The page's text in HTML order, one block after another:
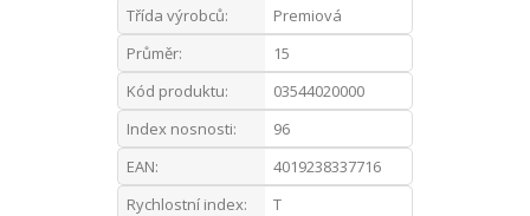
Třída výrobců:
Premiová
Průměr:
15
Kód produktu:
03544020000
Index nosnosti:
96
EAN:
4019238337716
Rychlostní index:
T